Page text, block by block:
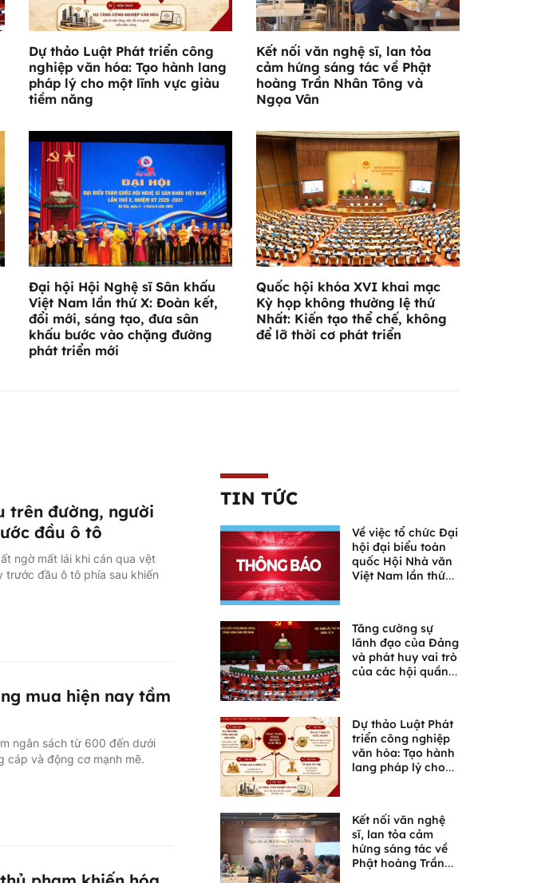
Dự thảo Luật Phát triển công
nghiệp văn hóa: Tạo hành lang
pháp lý cho một lĩnh vực giàu
tiềm năng
Kết nối văn nghệ sĩ, lan tỏa
cảm hứng sáng tác về Phật
hoàng Trần Nhân Tông và
Ngọa Vân
Đại hội Hội Nghệ sĩ Sân khấu
Việt Nam lần thứ X: Đoàn kết,
đổi mới, sáng tạo, đưa sân
khấu bước vào chặng đường
phát triển mới
Quốc hội khóa XVI khai mạc
Kỳ họp không thường lệ thứ
Nhất: Kiến tạo thể chế, không
để lỡ thời cơ phát triển
trên đường, người
đầu ô tô
ngờ mất lái khi cán qua vệt
đầu ô tô phía sau khiến
mua hiện nay tầm
ngân sách từ 600 đến dưới
cáp và động cơ mạnh mẽ.
TIN TỨC
Về việc tổ chức Đại
hội đại biểu toàn
quốc Hội Nhà văn
Việt Nam lần thứ
Tăng cường sự
lãnh đạo của Đảng
và phát huy vai trò
của các hội quần
Dự thảo Luật Phát
triển công nghiệp
văn hóa: Tạo hành
lang pháp lý cho
Kết nối văn nghệ
sĩ, lan tỏa cảm
hứng sáng tác về
Phật hoàng Trần